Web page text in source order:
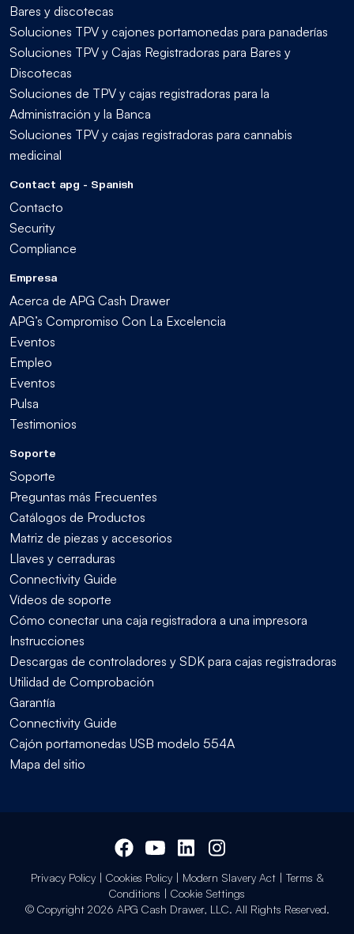
Bares y discotecas
Soluciones TPV y cajones portamonedas para panaderías
Soluciones TPV y Cajas Registradoras para Bares y
Discotecas
Soluciones de TPV y cajas registradoras para la
Administración y la Banca
Soluciones TPV y cajas registradoras para cannabis
medicinal
Contact apg - Spanish
Contacto
Security
Compliance
Empresa
Acerca de APG Cash Drawer
APG’s Compromiso Con La Excelencia
Eventos
Empleo
Eventos
Pulsa
Testimonios
Soporte
Soporte
Preguntas más Frecuentes
Catálogos de Productos
Matriz de piezas y accesorios
Llaves y cerraduras
Connectivity Guide
Vídeos de soporte
Cómo conectar una caja registradora a una impresora
Instrucciones
Descargas de controladores y SDK para cajas registradoras
Utilidad de Comprobación
Garantía
Connectivity Guide
Cajón portamonedas USB modelo 554A
Mapa del sitio
Privacy Policy| Cookies Policy| Modern Slavery Act| Terms &
Conditions | Cookie Settings
© Copyright 2026 APG Cash Drawer, LLC. All Rights Reserved.